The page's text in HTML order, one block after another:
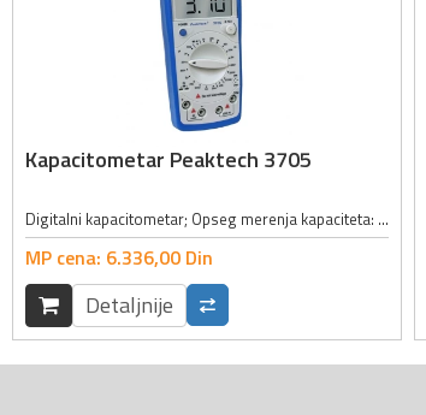
Kapacitometar Peaktech 3705
Digitalni kapacitometar; Opseg merenja kapaciteta: 200pF, 2nF, 20nF, 200nF, 2µF, 20µF, 200µF, 2mF, 20mF; Tačnost merenja kapaciteta: ±0.5% + 10 cifara; Opseg merenja otpornosti: 20Ω, 200Ω, 2kΩ, 20kΩ, 200kΩ, 2MΩ, 20MΩ, 200MΩ,...
MP cena: 6.336,00 Din
Detaljnije